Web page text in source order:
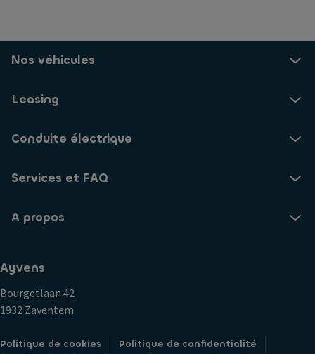
Nos véhicules
Leasing
Conduite électrique
Services et FAQ
A propos
Ayvens
Bourgetlaan 42
1932 Zaventem
Politique de cookies
Politique de confidentialité